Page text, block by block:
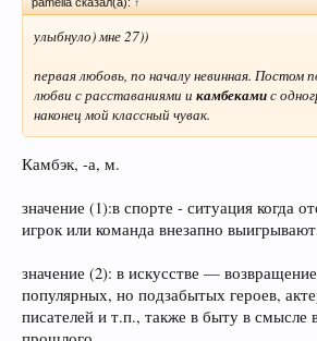
улыбнуло) мне 27))
первая любовь, по началу невинная. Постом
любви с расставаниями и камбекамис
наконец мой классный чувак.
Камбэк, -а, м.
значение (1):в спорте - ситуация когда
игрок или команда внезапно
значение (2): в искусстве —
популярных, но подзабытых героев,
писателей и т.п., также в быту в смысле